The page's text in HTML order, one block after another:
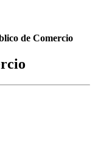
de Comercio